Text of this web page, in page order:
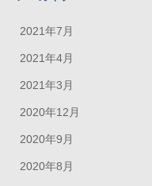
2021年7月
2021年4月
2021年3月
2020年12月
2020年9月
2020年8月